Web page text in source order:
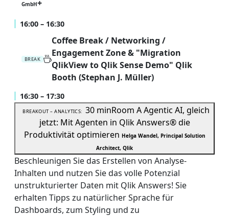
GmbH
16:00 – 16:30
BREAK
Coffee Break / Networking /
Engagement Zone & "Migration
QlikView to Qlik Sense Demo" Qlik
Booth (Stephan J. Müller)
16:30 – 17:30
BREAKOUT – ANALYTICS: 30 minRoom AAgentic AI, gleich
jetzt: Mit Agenten in Qlik Answers® die
Produktivität optimieren Helga Wandel, Principal Solution
Architect, Qlik
Beschleunigen Sie das Erstellen von Analyse-
Inhalten und nutzen Sie das volle Potenzial
unstrukturierter Daten mit Qlik Answers! Sie
erhalten Tipps zu natürlicher Sprache für
Dashboards, zum Styling und zu